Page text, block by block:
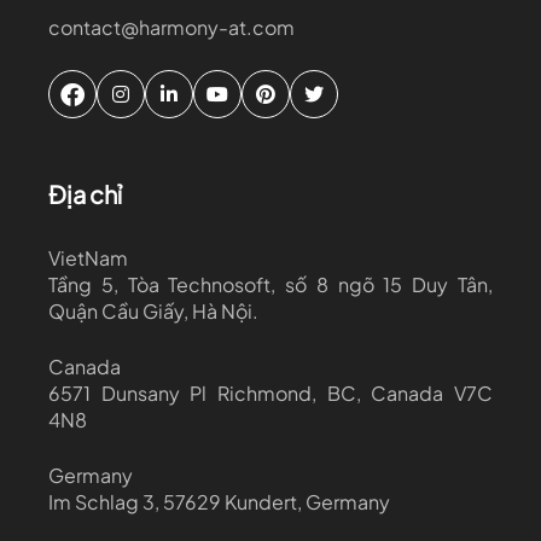
Duy Tân, P. Dịch Vọng Hậu, Q.Cầu Giấy, Hà Nội
contact@harmony-at.com
Địa chỉ
VietNam
Tầng 5, Tòa Technosoft, số 8 ngõ 15 Duy Tân,
Quận Cầu Giấy, Hà Nội.
Canada
6571 Dunsany Pl Richmond, BC, Canada V7C
4N8
Germany
Im Schlag 3, 57629 Kundert, Germany